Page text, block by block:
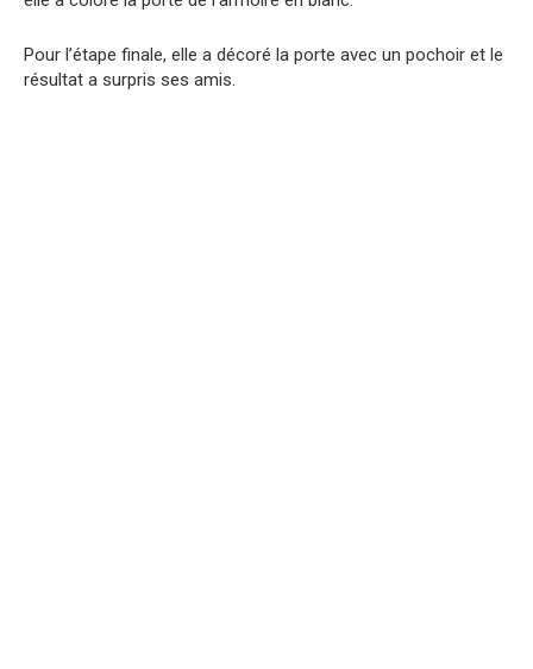
Pour l’étape finale, elle a décoré la porte avec un pochoir et le
résultat a surpris ses amis.